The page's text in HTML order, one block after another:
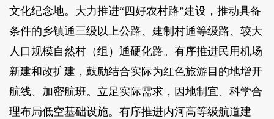
文化纪念地。大力推进“四好农村路”建设，推动具备
条件的乡镇通三级以上公路、建制村通等级路、较大
人口规模自然村（组）通硬化路。有序推进民用机场
新建和改扩建，鼓励结合实际为红色旅游目的地增开
航线、加密航班。立足实际需求，因地制宜、科学合
理布局低空基础设施。有序推进内河高等级航道建